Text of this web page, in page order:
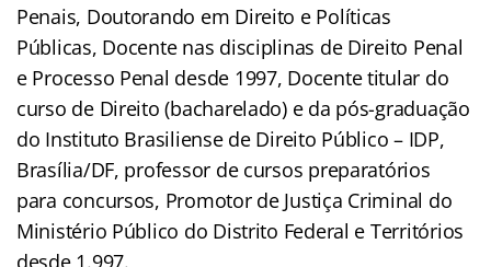
Penais, Doutorando em Direito e Políticas
Públicas, Docente nas disciplinas de Direito Penal
e Processo Penal desde 1997, Docente titular do
curso de Direito (bacharelado) e da pós-graduação
do Instituto Brasiliense de Direito Público – IDP,
Brasília/DF, professor de cursos preparatórios
para concursos, Promotor de Justiça Criminal do
Ministério Público do Distrito Federal e Territórios
desde 1.997.